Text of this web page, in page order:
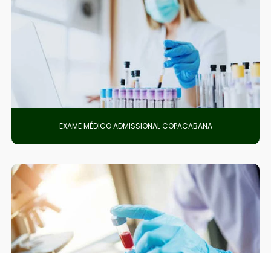
EXAME MÉDICO ADMISSIONAL COPACABANA